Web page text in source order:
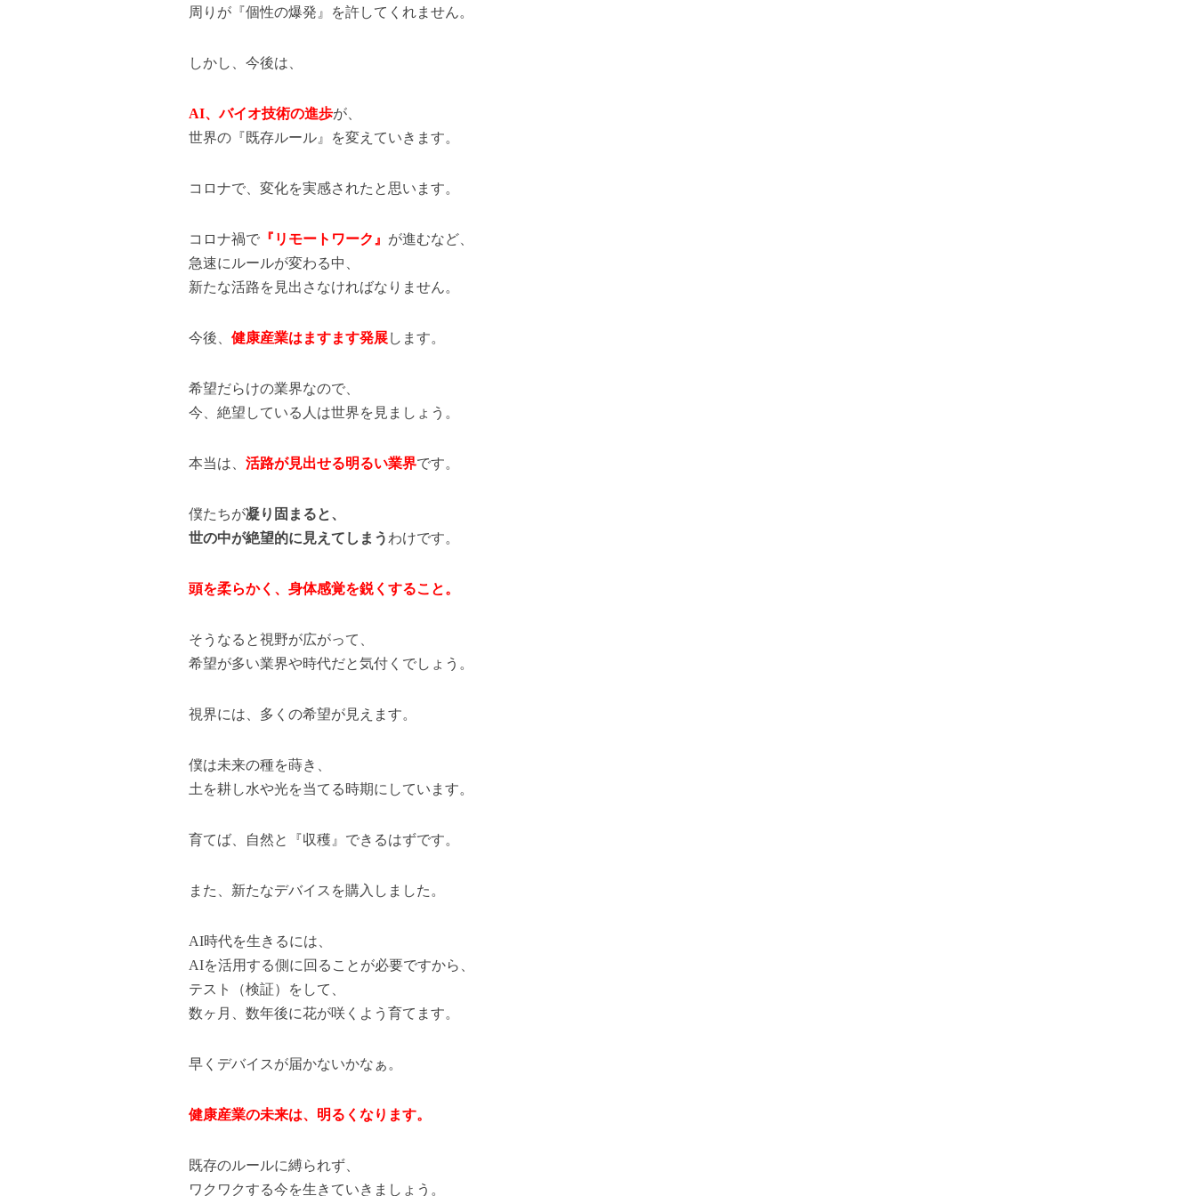
周りが『個性の爆発』を許してくれません。
しかし、今後は、
AI、バイオ技術の進歩が、
世界の『既存ルール』を変えていきます。
コロナで、変化を実感されたと思います。
コロナ禍で 『リモートワーク』 が進むなど、
急速にルールが変わる中、
新たな活路を見出さなければなりません。
今後、 健康産業はますます発展します。
希望だらけの業界なので、
今、絶望している人は世界を見ましょう。
本当は、 活路が見出せる明るい業界です。
僕たちが凝り固まると、
世の中が絶望的に見えてしまう わけです。
頭を柔らかく、身体感覚を鋭くすること。
そうなると視野が広がって、
希望が多い業界や時代だと気付くでしょう。
視界には、多くの希望が見えます。
僕は未来の種を蒔き、
土を耕し水や光を当てる時期にしています。
育てば、自然と『収穫』できるはずです。
また、新たなデバイスを購入しました。
AI時代を生きるには、
AIを活用する側に回ることが必要ですから、
テスト（検証）をして、
数ヶ月、数年後に花が咲くよう育てます。
早くデバイスが届かないかなぁ。
健康産業の未来は、明るくなります。
既存のルールに縛られず、
ワクワクする今を生きていきましょう。